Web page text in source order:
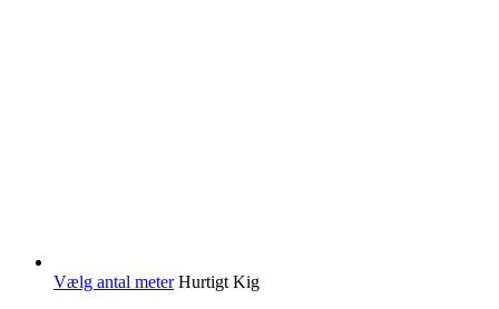
Vælg antal meter Hurtigt Kig